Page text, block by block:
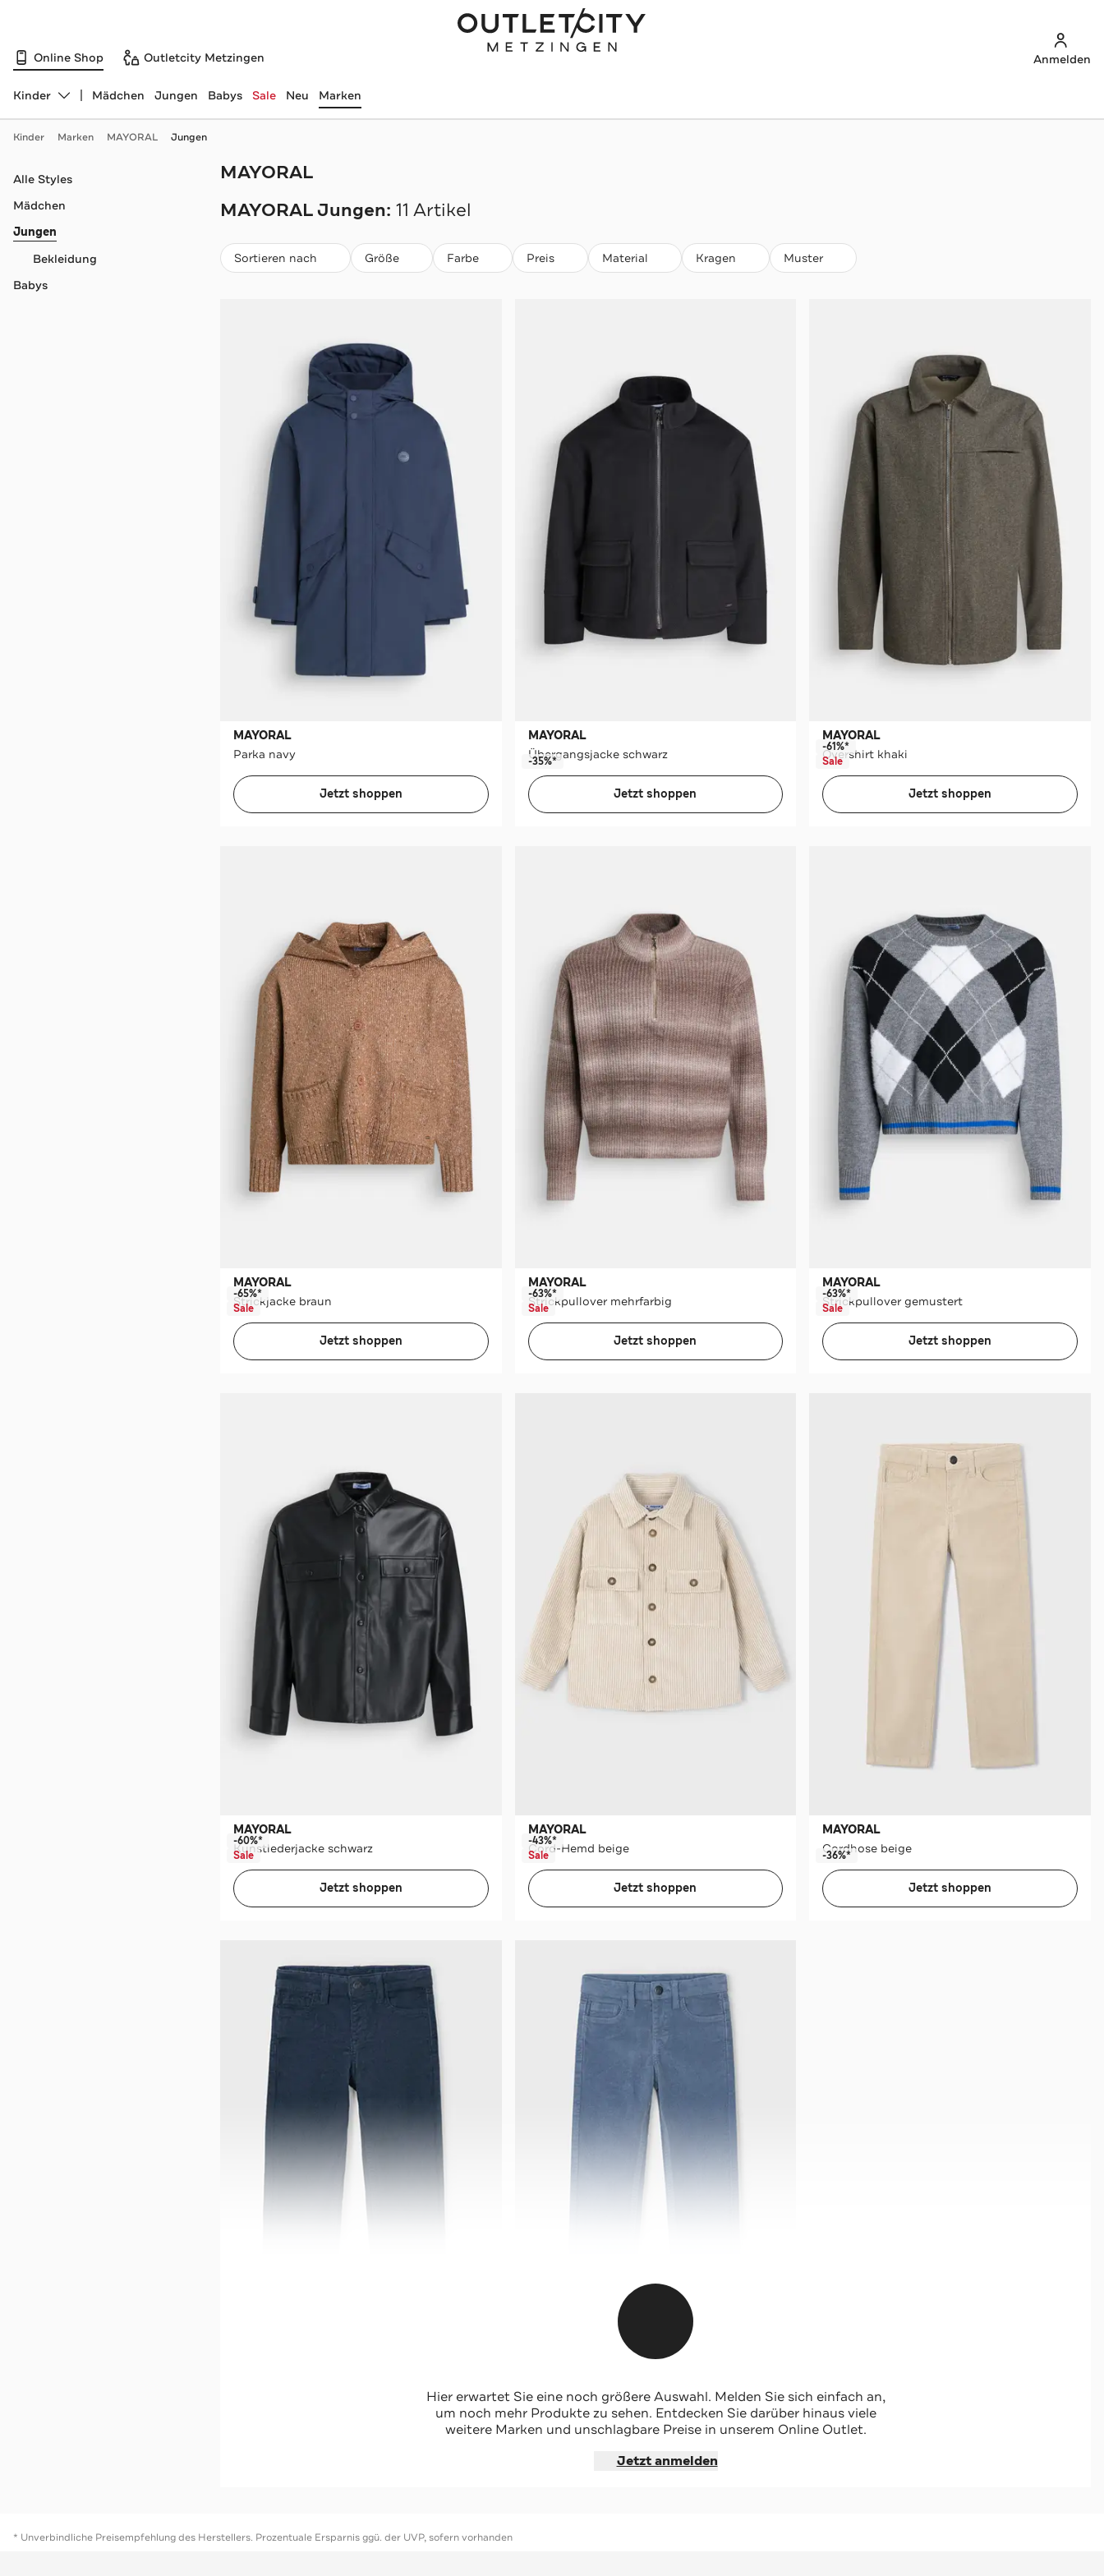
Online Shop Outletcity Metzingen Anmelden
Abteilung ändern, ausgewählt:
Kinder Mädchen Jungen Babys Sale Neu Marken
Kinder Marken MAYORAL Jungen
MAYORAL
MAYORAL Jungen: 11 Artikel
Navigation überspringen
Alle Styles
Mädchen
Jungen
Bekleidung
Babys
Sortieren nach
Beliebteste Größe Farbe Preis Material Kragen Muster
MAYORAL
Parka navy
Jetzt shoppen
MAYORAL
Übergangsjacke schwarz
-35%*
Jetzt shoppen
MAYORAL
Overshirt khaki
-61%*
Sale
Jetzt shoppen
MAYORAL
Strickjacke braun
-65%*
Sale
Jetzt shoppen
MAYORAL
Strickpullover mehrfarbig
-63%*
Sale
Jetzt shoppen
MAYORAL
Strickpullover gemustert
-63%*
Sale
Jetzt shoppen
MAYORAL
Kunstlederjacke schwarz
-60%*
Sale
Jetzt shoppen
MAYORAL
Cord-Hemd beige
-43%*
Sale
Jetzt shoppen
MAYORAL
Cordhose beige
-36%*
Jetzt shoppen
Cordhose graublau
-38%*
Jetzt shoppen
Hier erwartet Sie eine noch größere Auswahl. Melden Sie sich einfach an,
um noch mehr Produkte zu sehen. Entdecken Sie darüber hinaus viele
weitere Marken und unschlagbare Preise in unserem Online Outlet.
Jetzt anmelden
* Unverbindliche Preisempfehlung des Herstellers. Prozentuale Ersparnis ggü. der UVP, sofern vorhanden